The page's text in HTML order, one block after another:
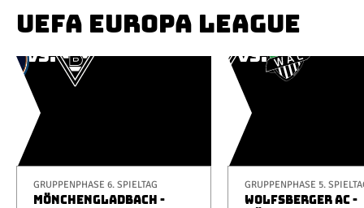
UEFA EUROPA LEAGUE
GRUPPENPHASE 6. SPIELTAG
MÖNCHENGLADBACH -
GRUPPENPHASE 5.
WOLFSBERGER AC -